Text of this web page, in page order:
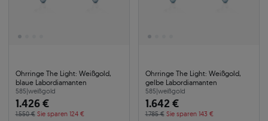
Ohrringe The Light: Weißgold,
blaue Labordiamanten
585|weißgold
1.426 €
1.550 € Sie sparen 124 €
Ohrringe The Light: Weißgold,
gelbe Labordiamanten
585|weißgold
1.642 €
1.785 € Sie sparen 143 €